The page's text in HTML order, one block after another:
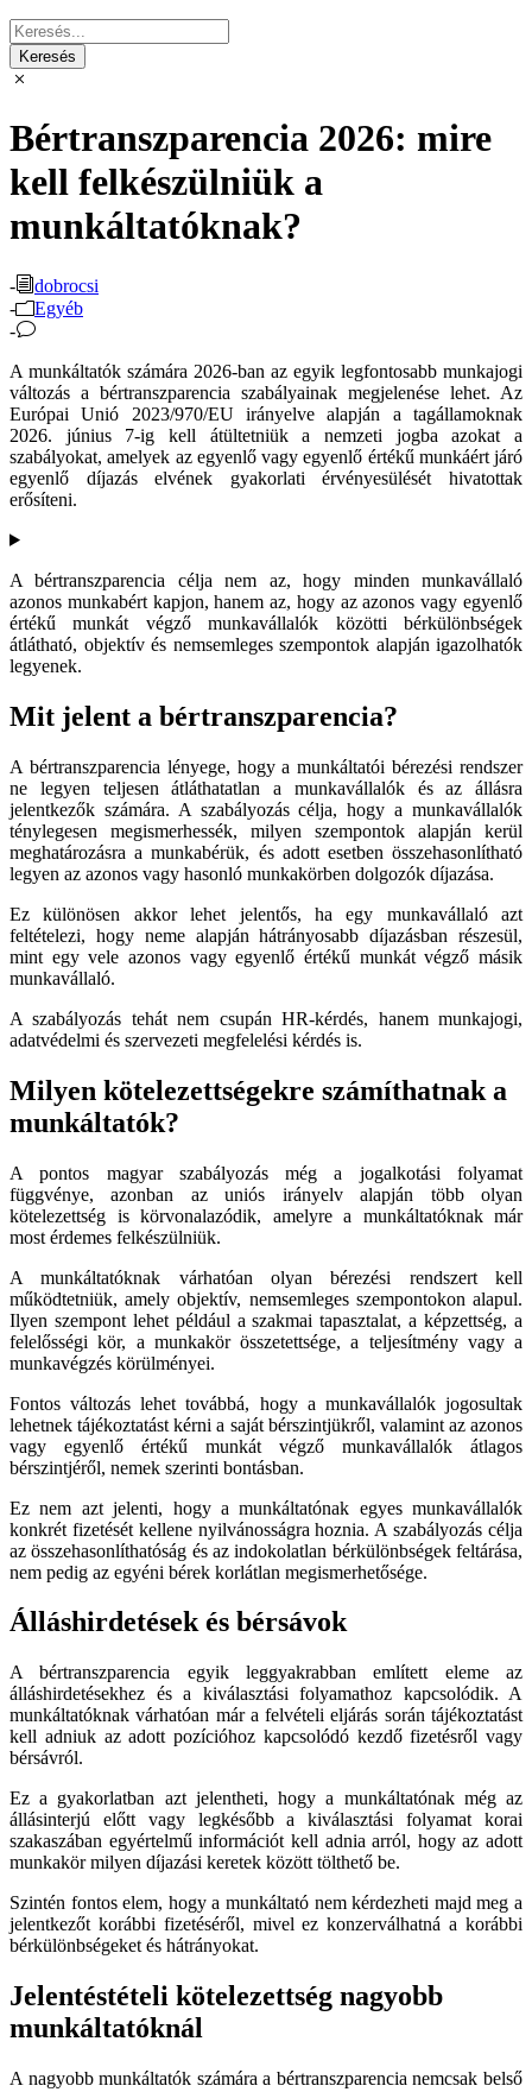
Bértranszparencia 2026: mire
kell felkészülniük a
munkáltatóknak?
-
dobrocsi
-
Egyéb
-
A munkáltatók számára 2026-ban az egyik legfontosabb munkajogi
változás a bértranszparencia szabályainak megjelenése lehet. Az
Európai Unió 2023/970/EU irányelve alapján a tagállamoknak
2026. június 7-ig kell átültetniük a nemzeti jogba azokat a
szabályokat, amelyek az egyenlő vagy egyenlő értékű munkáért járó
egyenlő díjazás elvének gyakorlati érvényesülését hivatottak
erősíteni.
A bértranszparencia célja nem az, hogy minden munkavállaló
azonos munkabért kapjon, hanem az, hogy az azonos vagy egyenlő
értékű munkát végző munkavállalók közötti bérkülönbségek
átlátható, objektív és nemsemleges szempontok alapján igazolhatók
legyenek.
Mit jelent a bértranszparencia?
A bértranszparencia lényege, hogy a munkáltatói bérezési rendszer
ne legyen teljesen átláthatatlan a munkavállalók és az állásra
jelentkezők számára. A szabályozás célja, hogy a munkavállalók
ténylegesen megismerhessék, milyen szempontok alapján kerül
meghatározásra a munkabérük, és adott esetben összehasonlítható
legyen az azonos vagy hasonló munkakörben dolgozók díjazása.
Ez különösen akkor lehet jelentős, ha egy munkavállaló azt
feltételezi, hogy neme alapján hátrányosabb díjazásban részesül,
mint egy vele azonos vagy egyenlő értékű munkát végző másik
munkavállaló.
A szabályozás tehát nem csupán HR-kérdés, hanem munkajogi,
adatvédelmi és szervezeti megfelelési kérdés is.
Milyen kötelezettségekre számíthatnak a
munkáltatók?
A pontos magyar szabályozás még a jogalkotási folyamat
függvénye, azonban az uniós irányelv alapján több olyan
kötelezettség is körvonalazódik, amelyre a munkáltatóknak már
most érdemes felkészülniük.
A munkáltatóknak várhatóan olyan bérezési rendszert kell
működtetniük, amely objektív, nemsemleges szempontokon alapul.
Ilyen szempont lehet például a szakmai tapasztalat, a képzettség, a
felelősségi kör, a munkakör összetettsége, a teljesítmény vagy a
munkavégzés körülményei.
Fontos változás lehet továbbá, hogy a munkavállalók jogosultak
lehetnek tájékoztatást kérni a saját bérszintjükről, valamint az azonos
vagy egyenlő értékű munkát végző munkavállalók átlagos
bérszintjéről, nemek szerinti bontásban.
Ez nem azt jelenti, hogy a munkáltatónak egyes munkavállalók
konkrét fizetését kellene nyilvánosságra hoznia. A szabályozás célja
az összehasonlíthatóság és az indokolatlan bérkülönbségek feltárása,
nem pedig az egyéni bérek korlátlan megismerhetősége.
Álláshirdetések és bérsávok
A bértranszparencia egyik leggyakrabban említett eleme az
álláshirdetésekhez és a kiválasztási folyamathoz kapcsolódik. A
munkáltatóknak várhatóan már a felvételi eljárás során tájékoztatást
kell adniuk az adott pozícióhoz kapcsolódó kezdő fizetésről vagy
bérsávról.
Ez a gyakorlatban azt jelentheti, hogy a munkáltatónak még az
állásinterjú előtt vagy legkésőbb a kiválasztási folyamat korai
szakaszában egyértelmű információt kell adnia arról, hogy az adott
munkakör milyen díjazási keretek között tölthető be.
Szintén fontos elem, hogy a munkáltató nem kérdezheti majd meg a
jelentkezőt korábbi fizetéséről, mivel ez konzerválhatná a korábbi
bérkülönbségeket és hátrányokat.
Jelentéstételi kötelezettség nagyobb
munkáltatóknál
A nagyobb munkáltatók számára a bértranszparencia nemcsak belső